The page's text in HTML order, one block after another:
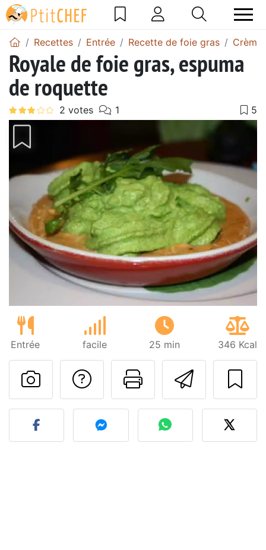
Recettes Entrée Recette de foie gras
Royale de foie gras, espuma
de roquette
Entrée facile 25 min 346 Kcal
Imprimer
Poser une
Publier votre photo de